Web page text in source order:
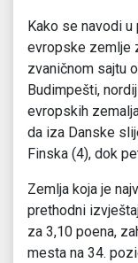
Kako se navodi u
evropske zemlje
zvaničnom sajtu
Budimpešti,
evropskih
da iza Danske
Finska (4), dok
Zemlja koja je
prethodni
za 3,10 poena,
mesta na 34.